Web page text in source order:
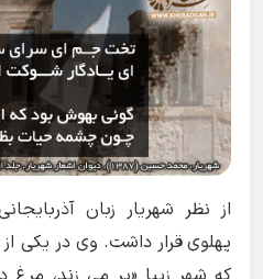
از نظر شهریار زبان
پهلوی قرار داشت. وی در یکی